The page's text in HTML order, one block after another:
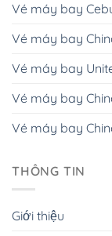
Vé máy bay
Vé máy bay
Vé máy bay
Vé máy bay
Vé máy bay
THÔNG TIN
Giới thiệu